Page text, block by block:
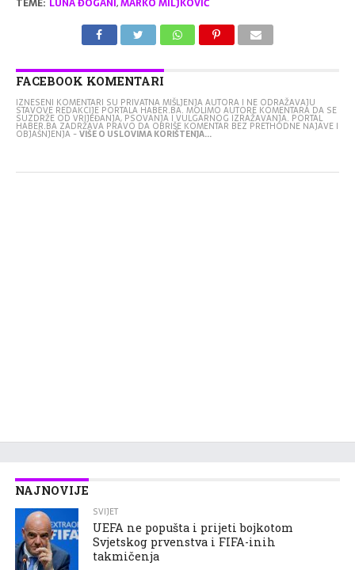
FACEBOOK KOMENTARI
IZNESENI KOMENTARI SU PRIVATNA MIŠLJENJA AUTORA I NE ODRAŽAVAJU
STAVOVE REDAKCIJE PORTALA HABER.BA. MOLIMO AUTORE KOMENTARA DA SE
SUZDRŽE OD VRIJEĐANJA, PSOVANJA I VULGARNOG IZRAŽAVANJA. PORTAL
HABER.BA ZADRŽAVA PRAVO DA OBRIŠE KOMENTAR BEZ PRETHODNE NAJAVE I
OBJAŠNJENJA -VIŠE O USLOVIMA KORIŠTENJA...
NAJNOVIJE
SVIJET
UEFA ne popušta i prijeti bojkotom
Svjetskog prvenstva i FIFA-inih
takmičenja